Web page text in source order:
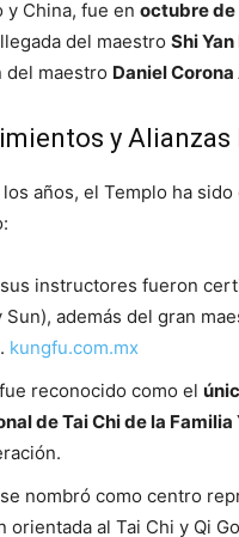
y China, fue en octubre
del maestro Shi
del maestro Daniel
y
años, el Templo ha
instructores fueron
Sun), además del gran
kungfu.com.mx
reconocido como el
de Tai Chi de la Familia
nombró como centro
orientada al Tai Chi y Qi